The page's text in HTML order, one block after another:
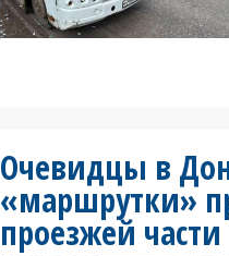
Очевидцы в
«маршрутки»
проезжей части